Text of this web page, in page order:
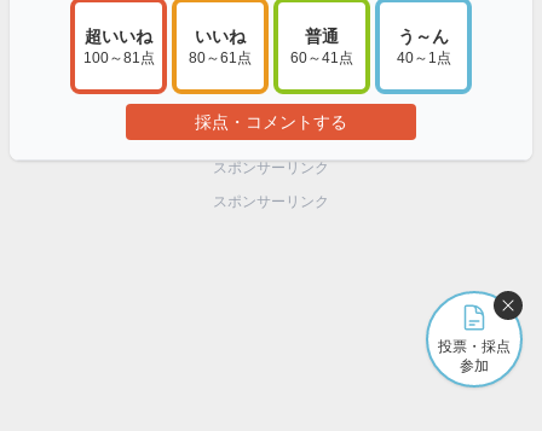
超いいね
100～81点
いいね
80～61点
普通
60～41点
う～ん
40～1点
採点・コメントする
スポンサーリンク
スポンサーリンク
投票・採点
参加